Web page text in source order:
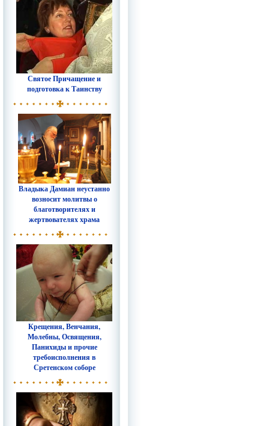
Святое Причащение и
подготовка к Таинству
Владыка Дамиан неустанно
возносит молитвы о
благотворителях и
жертвователях храма
Крещения, Венчания,
Молебны, Освящения,
Панихиды и прочие
требоисполнения в
Сретенском соборе